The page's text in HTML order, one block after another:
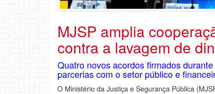
MJSP amplia
contra a lavagem de
Quatro novos acordos firmados
parcerias com o setor público e
O Ministério da Justiça e Segurança Pública